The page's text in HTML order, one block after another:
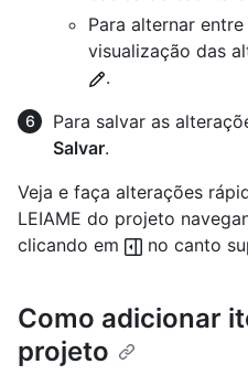
Para alternar
visualização das
.
Para salvar as
Salvar.
Veja e faça alterações
LEIAME do projeto
clicando em
no canto
Como adicionar
projeto